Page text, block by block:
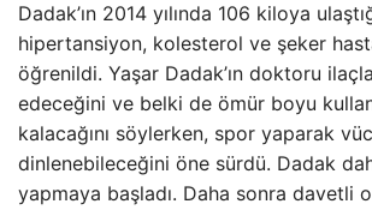
Dadak’ın 2014 yılında 106 kiloya
hipertansiyon, kolesterol ve şeker
öğrenildi. Yaşar Dadak’ın doktoru
edeceğini ve belki de ömür boyu
kalacağını söylerken, spor yaparak
dinlenebileceğini öne sürdü. Dadak
yapmaya başladı. Daha sonra davetli